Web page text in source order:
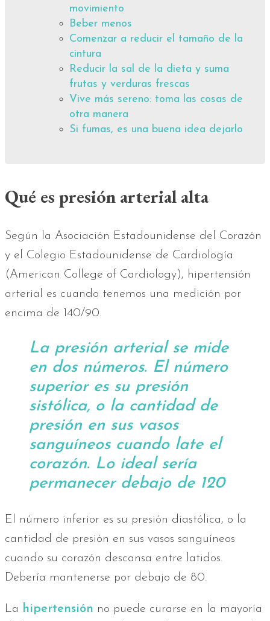
movimiento
Beber menos
Comenzar a reducir el tamaño de la
cintura
Reducir la sal de la dieta y suma
frutas y verduras frescas
Vive más sereno: toma las cosas de
otra manera
Si fumas, es una buena idea dejarlo
Qué es presión arterial alta
Según la Asociación Estadounidense del Corazón
y el Colegio Estadounidense de Cardiología
(American College of Cardiology), hipertensión
arterial es cuando tenemos una medición por
encima de 140/90.
La presión arterial se mide
en dos números. El número
superior es su presión
sistólica, o la cantidad de
presión en sus vasos
sanguíneos cuando late el
corazón. Lo ideal sería
permanecer debajo de 120
El número inferior es su presión diastólica, o la
cantidad de presión en sus vasos sanguíneos
cuando su corazón descansa entre latidos.
Debería mantenerse por debajo de 80.
La hipertensión no puede curarse en la mayoría